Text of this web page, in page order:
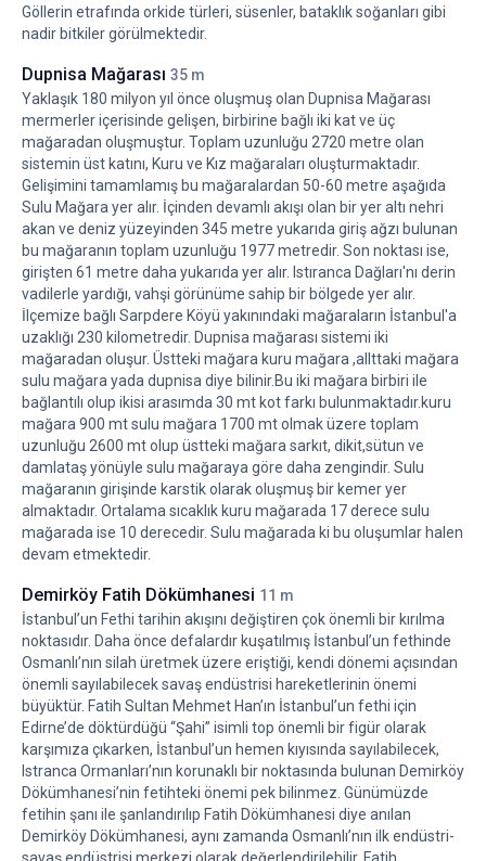
Göllerin etrafında orkide türleri, süsenler, bataklık soğanları gibi
nadir bitkiler görülmektedir.
Dupnisa Mağarası 35 m
Yaklaşık 180 milyon yıl önce oluşmuş olan Dupnisa Mağarası
mermerler içerisinde gelişen, birbirine bağlı iki kat ve üç
mağaradan oluşmuştur. Toplam uzunluğu 2720 metre olan
sistemin üst katını, Kuru ve Kız mağaraları oluşturmaktadır.
Gelişimini tamamlamış bu mağaralardan 50-60 metre aşağıda
Sulu Mağara yer alır. İçinden devamlı akışı olan bir yer altı nehri
akan ve deniz yüzeyinden 345 metre yukarıda giriş ağzı bulunan
bu mağaranın toplam uzunluğu 1977 metredir. Son noktası ise,
girişten 61 metre daha yukarıda yer alır. Istıranca Dağları'nı derin
vadilerle yardığı, vahşi görünüme sahip bir bölgede yer alır.
İlçemize bağlı Sarpdere Köyü yakınındaki mağaraların İstanbul'a
uzaklığı 230 kilometredir. Dupnisa mağarası sistemi iki
mağaradan oluşur. Üstteki mağara kuru mağara ,allttaki mağara
sulu mağara yada dupnisa diye bilinir.Bu iki mağara birbiri ile
bağlantılı olup ikisi arasımda 30 mt kot farkı bulunmaktadır.kuru
mağara 900 mt sulu mağara 1700 mt olmak üzere toplam
uzunluğu 2600 mt olup üstteki mağara sarkıt, dikit,sütun ve
damlataş yönüyle sulu mağaraya göre daha zengindir. Sulu
mağaranın girişinde karstik olarak oluşmuş bir kemer yer
almaktadır. Ortalama sıcaklık kuru mağarada 17 derece sulu
mağarada ise 10 derecedir. Sulu mağarada ki bu oluşumlar halen
devam etmektedir.
Demirköy Fatih Dökümhanesi 11 m
İstanbul’un Fethi tarihin akışını değiştiren çok önemli bir kırılma
noktasıdır. Daha önce defalardır kuşatılmış İstanbul’un fethinde
Osmanlı’nın silah üretmek üzere eriştiği, kendi dönemi açısından
önemli sayılabilecek savaş endüstrisi hareketlerinin önemi
büyüktür. Fatih Sultan Mehmet Han’ın İstanbul’un fethi için
Edirne’de döktürdüğü “Şahi” isimli top önemli bir figür olarak
karşımıza çıkarken, İstanbul’un hemen kıyısında sayılabilecek,
Istranca Ormanları’nın korunaklı bir noktasında bulunan Demirköy
Dökümhanesi’nin fetihteki önemi pek bilinmez. Günümüzde
fetihin şanı ile şanlandırılıp Fatih Dökümhanesi diye anılan
Demirköy Dökümhanesi, aynı zamanda Osmanlı’nın ilk endüstri-